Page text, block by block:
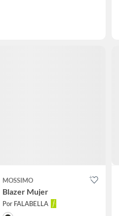
MOSSIMO
Blazer Mujer
Por FALABELLA